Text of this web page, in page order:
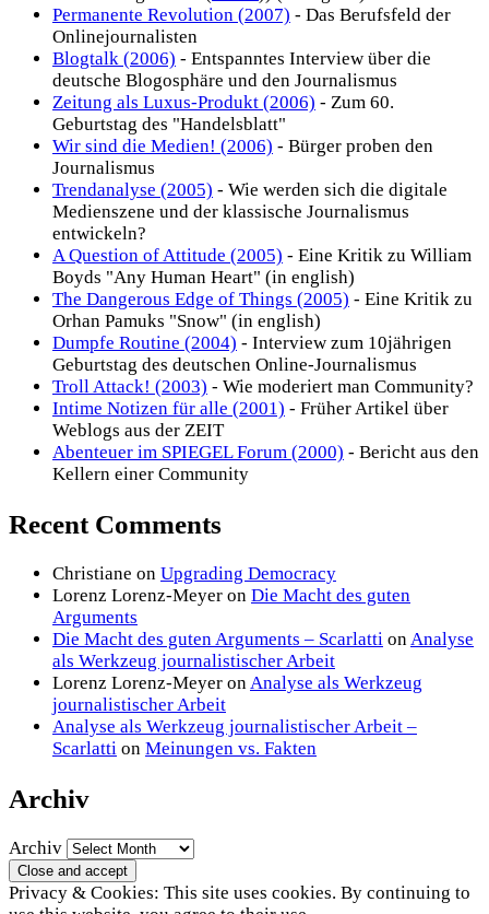
Permanente Revolution (2007) - Das Berufsfeld der
Onlinejournalisten
Blogtalk (2006) - Entspanntes Interview über die
deutsche Blogosphäre und den Journalismus
Zeitung als Luxus-Produkt (2006) - Zum 60.
Geburtstag des "Handelsblatt"
Wir sind die Medien! (2006) - Bürger proben den
Journalismus
Trendanalyse (2005) - Wie werden sich die digitale
Medienszene und der klassische Journalismus
entwickeln?
A Question of Attitude (2005) - Eine Kritik zu William
Boyds "Any Human Heart" (in english)
The Dangerous Edge of Things (2005) - Eine Kritik zu
Orhan Pamuks "Snow" (in english)
Dumpfe Routine (2004) - Interview zum 10jährigen
Geburtstag des deutschen Online-Journalismus
Troll Attack! (2003) - Wie moderiert man Community?
Intime Notizen für alle (2001) - Früher Artikel über
Weblogs aus der ZEIT
Abenteuer im SPIEGEL Forum (2000) - Bericht aus den
Kellern einer Community
Recent Comments
Christiane on Upgrading Democracy
Lorenz Lorenz-Meyer on Die Macht des guten
Arguments
Die Macht des guten Arguments – Scarlatti on Analyse
als Werkzeug journalistischer Arbeit
Lorenz Lorenz-Meyer on Analyse als Werkzeug
journalistischer Arbeit
Analyse als Werkzeug journalistischer Arbeit –
Scarlatti on Meinungen vs. Fakten
Archiv
Archiv
Privacy & Cookies: This site uses cookies. By continuing to